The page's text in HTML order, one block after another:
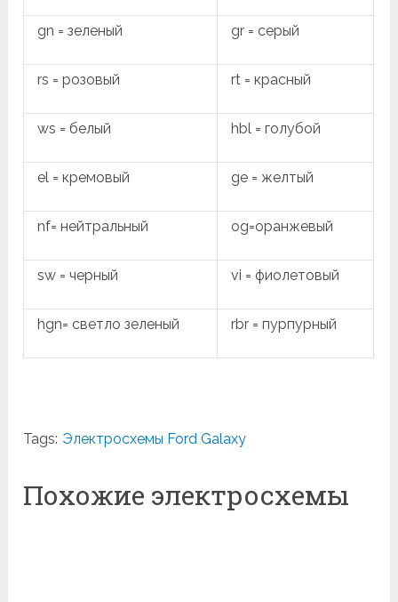
gn = зеленый gr = серый
rs = розовый rt = красный
ws = белый hbl = голубой
el = кремовый ge = желтый
nf= нейтральный og=оранжевый
sw = черный vi = фиолетовый
hgn= светло зеленый rbr = пурпурный
Tags: Электросхемы Ford Galaxy
Похожие электросхемы